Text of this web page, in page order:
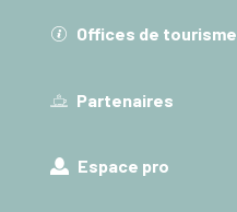
Offices de tourisme
Partenaires
Espace pro